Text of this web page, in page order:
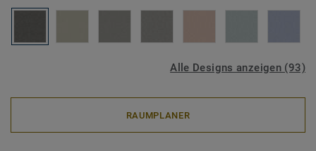
Alle Designs anzeigen (93)
RAUMPLANER